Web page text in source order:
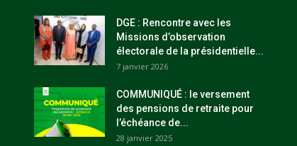
DGE : Rencontre avec les
Missions d’observation
électorale de la présidentielle...
7 janvier 2026
COMMUNIQUÉ : le versement
des pensions de retraite pour
l’échéance de...
28 janvier 2025